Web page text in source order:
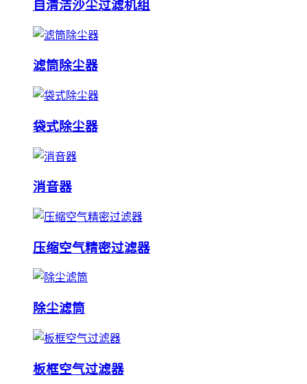
自清洁沙尘过滤机组
滤筒除尘器
袋式除尘器
消音器
压缩空气精密过滤器
除尘滤筒
板框空气过滤器